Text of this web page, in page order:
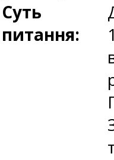
Суть
питання: